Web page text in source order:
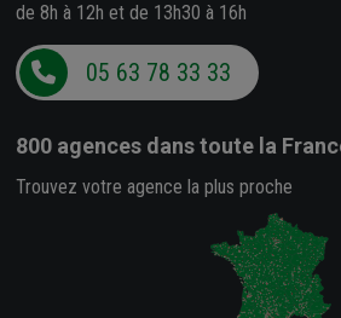
de 8h à 12h et de 13h30 à 16h
05 63 78 33 33
800 agences dans toute la
Trouvez votre agence la plus proche